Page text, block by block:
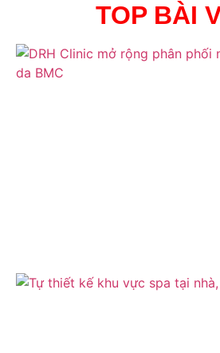
TOP BÀI